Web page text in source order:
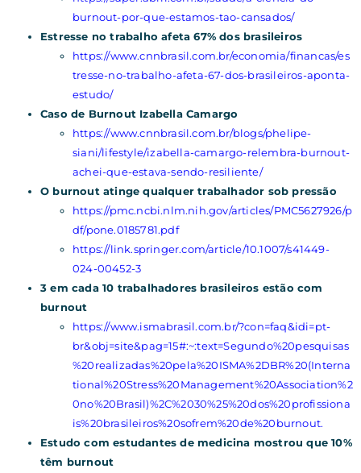
burnout-por-que-estamos-tao-cansados/
Estresse no trabalho afeta 67% dos brasileiros
https://www.cnnbrasil.com.br/economia/financas/es
tresse-no-trabalho-afeta-67-dos-brasileiros-aponta-
estudo/
Caso de Burnout Izabella Camargo
https://www.cnnbrasil.com.br/blogs/phelipe-
siani/lifestyle/izabella-camargo-relembra-burnout-
achei-que-estava-sendo-resiliente/
O burnout atinge qualquer trabalhador sob pressão
https://pmc.ncbi.nlm.nih.gov/articles/PMC5627926/p
df/pone.0185781.pdf
https://link.springer.com/article/10.1007/s41449-
024-00452-3
3 em cada 10 trabalhadores brasileiros estão com
burnout
https://www.ismabrasil.com.br/?con=faq&idi=pt-
br&obj=site&pag=15#:~:text=Segundo%20pesquisas
%20realizadas%20pela%20ISMA%2DBR%20(Interna
tional%20Stress%20Management%20Association%2
0no%20Brasil)%2C%2030%25%20dos%20profissiona
is%20brasileiros%20sofrem%20de%20burnout.
Estudo com estudantes de medicina mostrou que 10%
têm burnout